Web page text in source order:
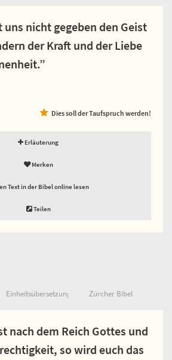
uns nicht gegeben den Geist
der Kraft und der Liebe
Dies soll der Taufspruch werden!
Erläuterung
Merken
Text in der Bibel online lesen
Teilen
Einheitsübersetzung Zürcher Bibel
nach dem Reich Gottes und
so wird euch das